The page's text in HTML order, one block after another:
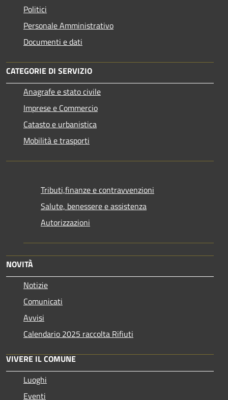
Politici
Personale Amministrativo
Documenti e dati
CATEGORIE DI SERVIZIO
Anagrafe e stato civile
Imprese e Commercio
Catasto e urbanistica
Mobilità e trasporti
Tributi,finanze e contravvenzioni
Salute, benessere e assistenza
Autorizzazioni
NOVITÀ
Notizie
Comunicati
Avvisi
Calendario 2025 raccolta Rifiuti
VIVERE IL COMUNE
Luoghi
Eventi